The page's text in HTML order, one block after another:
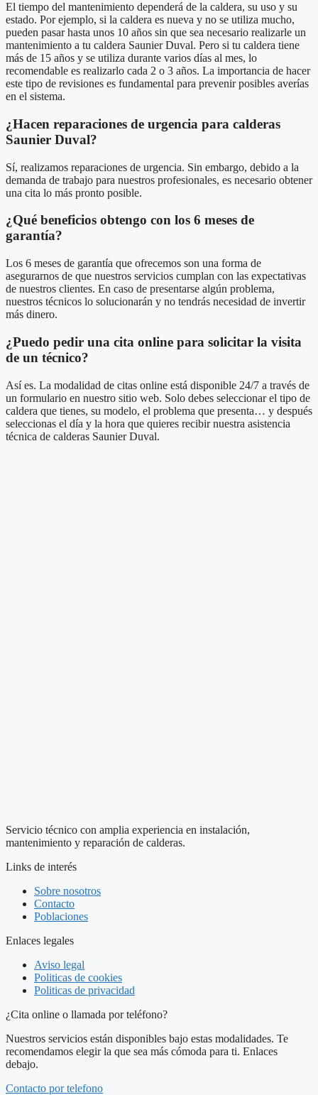
El tiempo del mantenimiento dependerá de la caldera, su uso y su
estado. Por ejemplo, si la caldera es nueva y no se utiliza mucho,
pueden pasar hasta unos 10 años sin que sea necesario realizarle un
mantenimiento a tu caldera Saunier Duval. Pero si tu caldera tiene
más de 15 años y se utiliza durante varios días al mes, lo
recomendable es realizarlo cada 2 o 3 años. La importancia de hacer
este tipo de revisiones es fundamental para prevenir posibles averías
en el sistema.
¿Hacen reparaciones de urgencia para calderas
Saunier Duval?
Sí, realizamos reparaciones de urgencia. Sin embargo, debido a la
demanda de trabajo para nuestros profesionales, es necesario obtener
una cita lo más pronto posible.
¿Qué beneficios obtengo con los 6 meses de
garantía?
Los 6 meses de garantía que ofrecemos son una forma de
asegurarnos de que nuestros servicios cumplan con las expectativas
de nuestros clientes. En caso de presentarse algún problema,
nuestros técnicos lo solucionarán y no tendrás necesidad de invertir
más dinero.
¿Puedo pedir una cita online para solicitar la visita
de un técnico?
Así es. La modalidad de citas online está disponible 24/7 a través de
un formulario en nuestro sitio web. Solo debes seleccionar el tipo de
caldera que tienes, su modelo, el problema que presenta… y después
seleccionas el día y la hora que quieres recibir nuestra asistencia
técnica de calderas Saunier Duval.
Servicio técnico con amplia experiencia en instalación,
mantenimiento y reparación de calderas.
Links de interés
Sobre nosotros
Contacto
Poblaciones
Enlaces legales
Aviso legal
Politicas de cookies
Politicas de privacidad
¿Cita online o llamada por teléfono?
Nuestros servicios están disponibles bajo estas modalidades. Te
recomendamos elegir la que sea más cómoda para ti. Enlaces
debajo.
Contacto por telefono